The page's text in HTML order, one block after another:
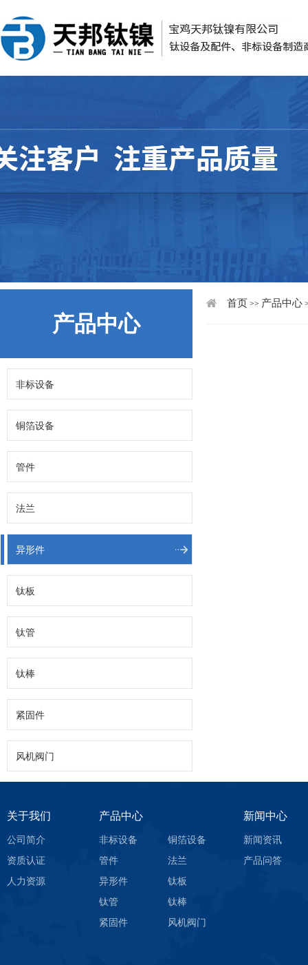
产品中心
非标设备
铜箔设备
管件
法兰
异形件
钛板
钛管
钛棒
紧固件
风机阀门
首页 >> 产品中心
关于我们
公司简介
资质认证
人力资源
产品中心
非标设备
铜箔设备
管件
法兰
异形件
钛板
钛管
钛棒
紧固件
风机阀门
新闻中心
新闻资讯
产品问答